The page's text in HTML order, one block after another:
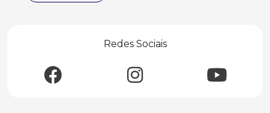
Redes Sociais